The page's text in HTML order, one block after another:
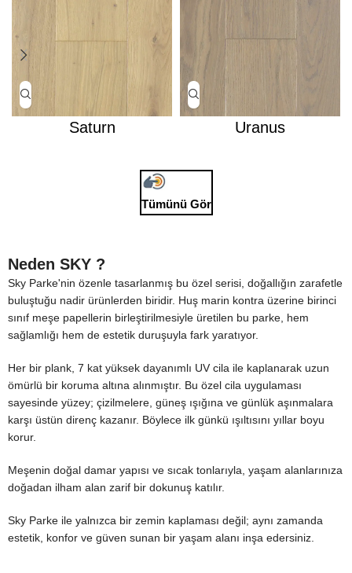
Saturn Uranus
Tümünü Gör
Neden SKY ?
Sky Parke'nin özenle tasarlanmış bu özel serisi, doğallığın zarafetle
buluştuğu nadir ürünlerden biridir. Huş marin kontra üzerine birinci
sınıf meşe papellerin birleştirilmesiyle üretilen bu parke, hem
sağlamlığı hem de estetik duruşuyla fark yaratıyor.
Her bir plank, 7 kat yüksek dayanımlı UV cila ile kaplanarak uzun
ömürlü bir koruma altına alınmıştır. Bu özel cila uygulaması
sayesinde yüzey; çizilmelere, güneş ışığına ve günlük aşınmalara
karşı üstün direnç kazanır. Böylece ilk günkü ışıltısını yıllar boyu
korur.
Meşenin doğal damar yapısı ve sıcak tonlarıyla, yaşam alanlarınıza
doğadan ilham alan zarif bir dokunuş katılır.
Sky Parke ile yalnızca bir zemin kaplaması değil; aynı zamanda
estetik, konfor ve güven sunan bir yaşam alanı inşa edersiniz.